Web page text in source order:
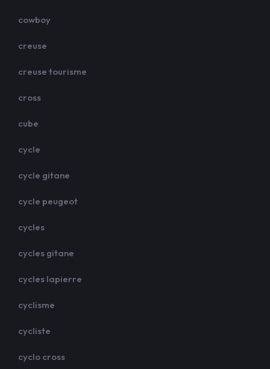
cowboy
creuse
creuse tourisme
cross
cube
cycle
cycle gitane
cycle peugeot
cycles
cycles gitane
cycles lapierre
cyclisme
cycliste
cyclo cross